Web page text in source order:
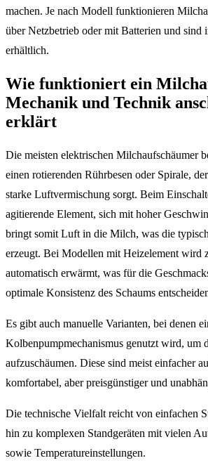
machen. Je nach Modell funktionieren
über Netzbetrieb oder mit Batterien und sind
erhältlich.
Wie funktioniert ein
Mechanik und Technik
erklärt
Die meisten elektrischen Milchaufschäumer
einen rotierenden Rührbesen oder Spirale,
starke Luftvermischung sorgt. Beim
agitierende Element, sich mit hoher
bringt somit Luft in die Milch, was die
erzeugt. Bei Modellen mit Heizelement wird
automatisch erwärmt, was für die
optimale Konsistenz des Schaums
Es gibt auch manuelle Varianten, bei denen
Kolbenpumpmechanismus genutzt wird, um
aufzuschäumen. Diese sind meist einfacher
komfortabel, aber preisgünstiger und
Die technische Vielfalt reicht von einfachen
hin zu komplexen Standgeräten mit vielen
sowie Temperatureinstellungen.